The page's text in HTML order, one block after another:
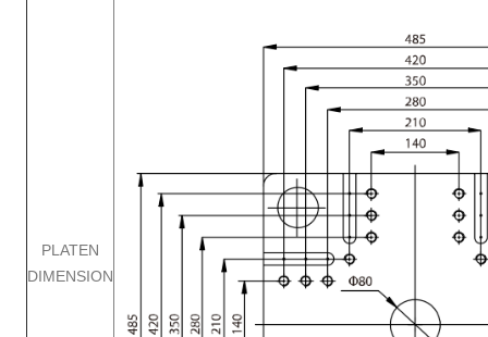
PLATEN
DIMENSION